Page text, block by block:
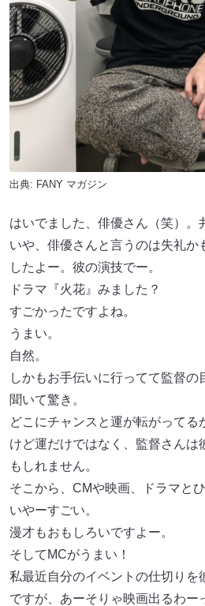
出典: FANY マガジン
はいでました、俳優さん（笑）。
いや、俳優さんと言うのは失礼か
したよー。彼の演技でー。
ドラマ『火花』みました？
すごかったですよね。
うまい。
自然。
しかもお手伝いに行ってて監督の
聞いて驚き。
どこにチャンスと運が転がってる
けど運だけではなく、監督さんは
もしれません。
そこから、CMや映画、ドラマと
いやーすごい。
漫才もおもしろいですよー。
そしてMCがうまい！
私最近自分のイベントの仕切りを
ですが、あーそりゃ映画出るわー